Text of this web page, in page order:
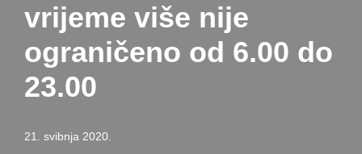
vrijeme više nije
ograničeno od 6.00 do
23.00
21. svibnja 2020.